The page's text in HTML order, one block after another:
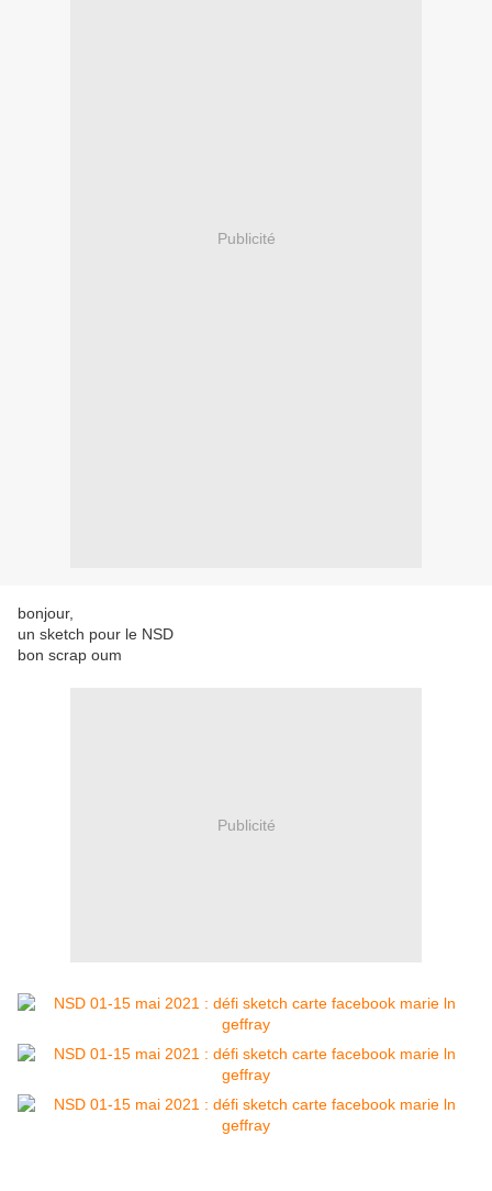
Publicité
bonjour,
un sketch pour le NSD
bon scrap oum
Publicité